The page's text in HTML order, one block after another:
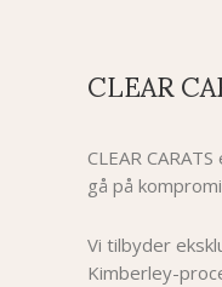
CLEAR
CLEAR
gå på
Vi tilbyder
Kimberley-